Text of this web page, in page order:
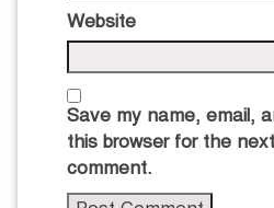
Website
Save my name, email,
this browser for the
comment.